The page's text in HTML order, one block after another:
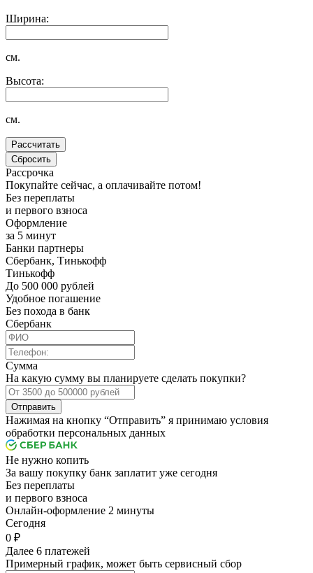
Ширина:
см.
Высота:
см.
Рассрочка
Покупайте сейчас, а оплачивайте потом!
Без переплаты
и первого взноса
Оформление
за 5 минут
Банки партнеры
Сбербанк, Тинькофф
Тинькофф
До 500 000 рублей
Удобное погашение
Без похода в банк
Сбербанк
Сумма
На какую сумму вы планируете сделать покупки?
Отправить
Нажимая на кнопку “Отправить” я принимаю условия
обработки персональных данных
Не нужно копить
За вашу покупку банк заплатит уже сегодня
Без переплаты
и первого взноса
Онлайн-оформление 2 минуты
Cегодня
0 ₽
Далее 6 платежей
Примерный график, может быть сервисный сбор